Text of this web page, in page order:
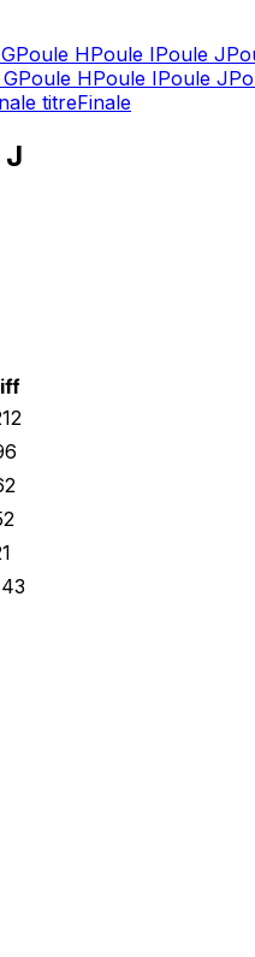
Poule HPoule IPoule J
Poule HPoule IPoule J
titreFinale
J